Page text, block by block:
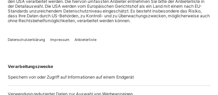
«Castor et Pollux» mit Raphaël Pichon, «Zaïs» und «Les Indes
galantes» unter Christophe Rousset
Bis auf «Platée», das beliebte Ballet bouffon, tauchen Rameaus
Nachwirkung des 250. Todestags 2014. Drei
Neuerscheinungen der letzten Monate verdienen Beachtung.